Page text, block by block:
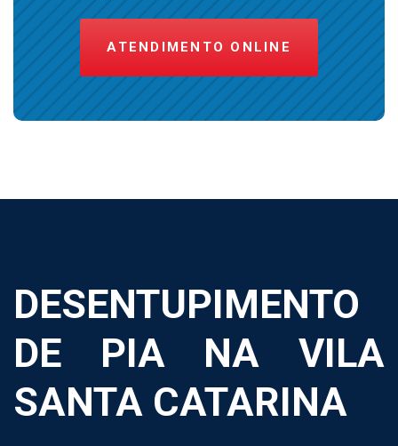
ATENDIMENTO ONLINE
DESENTUPIMENTO
DE PIA NA VILA
SANTA CATARINA